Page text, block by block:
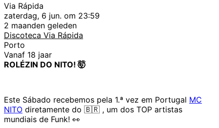
Via Rápida
zaterdag, 6 jun. om 23:59
2 maanden geleden
Discoteca Via Rápida
Porto
Vanaf 18 jaar
ROLÉZIN DO NITO! 🤯
Este Sábado recebemos pela 1.ª vez em Portugal MC
NITO diretamente do 🇧🇷 , um dos TOP artistas
mundiais de Funk! 👀